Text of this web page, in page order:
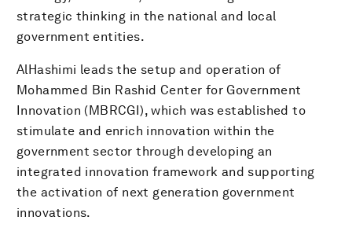
strategic thinking in the national and local
government entities.
AlHashimi leads the setup and operation of
Mohammed Bin Rashid Center for Government
Innovation (MBRCGI), which was established to
stimulate and enrich innovation within the
government sector through developing an
integrated innovation framework and supporting
the activation of next generation government
innovations.